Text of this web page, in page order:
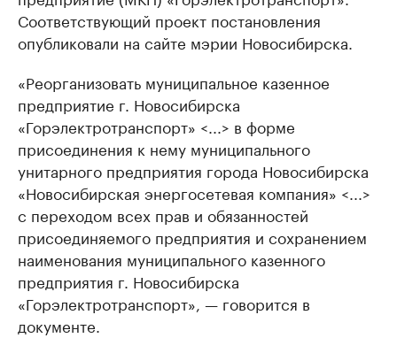
Соответствующий проект постановления
опубликовали на сайте мэрии Новосибирска.
«Реорганизовать муниципальное казенное
предприятие г. Новосибирска
«Горэлектротранспорт» <...> в форме
присоединения к нему муниципального
унитарного предприятия города Новосибирска
«Новосибирская энергосетевая компания» <...>
с переходом всех прав и обязанностей
присоединяемого предприятия и сохранением
наименования муниципального казенного
предприятия г. Новосибирска
«Горэлектротранспорт», — говорится в
документе.